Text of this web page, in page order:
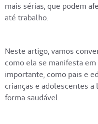
mais sérias, que podem
até trabalho.
Neste artigo, vamos
como ela se manifesta
importante, como pais e
crianças e adolescentes
forma saudável.